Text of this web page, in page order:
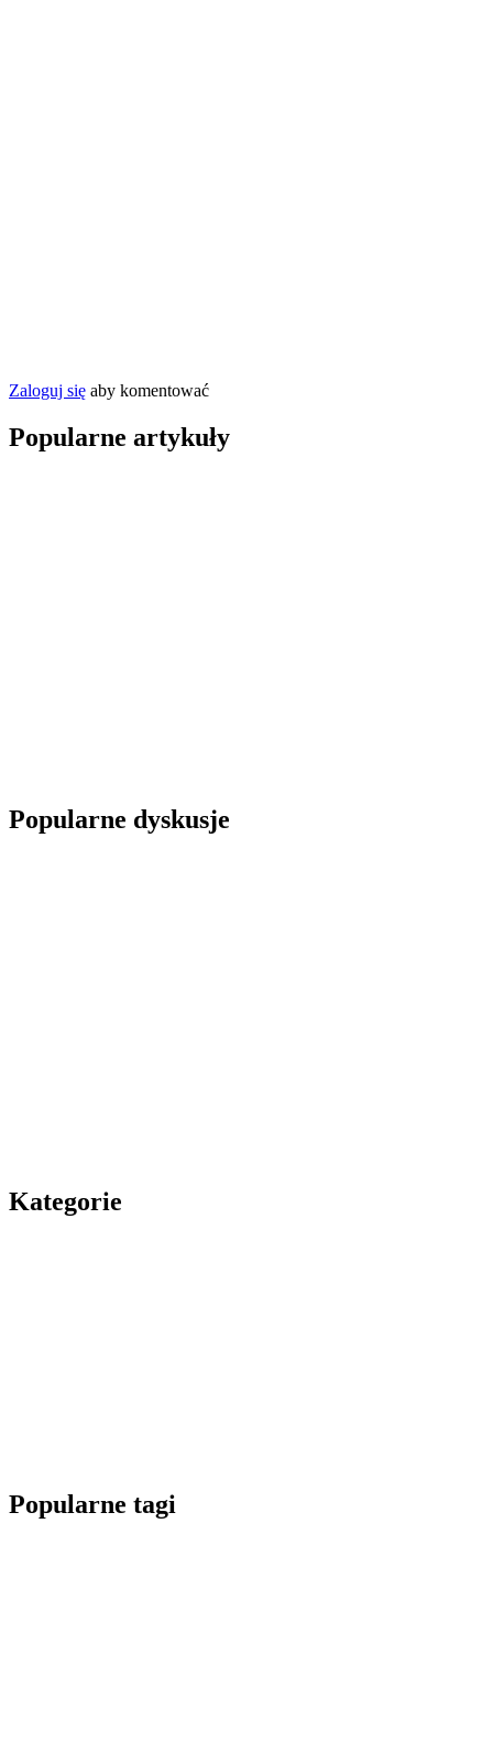
Zaloguj się aby komentować
Popularne artykuły
Popularne dyskusje
Kategorie
Popularne tagi